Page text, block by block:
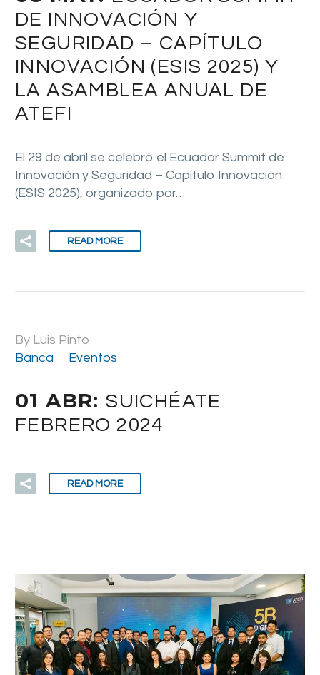
DE INNOVACIÓN Y
SEGURIDAD – CAPÍTULO
INNOVACIÓN (ESIS 2025) Y
LA ASAMBLEA ANUAL DE
ATEFI
El 29 de abril se celebró el Ecuador Summit de
Innovación y Seguridad – Capítulo Innovación
(ESIS 2025), organizado por…
READ MORE
By Luis Pinto
Banca
Eventos
01 ABR:SUICHÉATE
FEBRERO 2024
READ MORE